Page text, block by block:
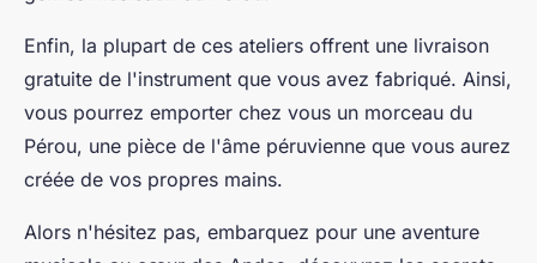
Enfin, la plupart de ces ateliers offrent une livraison
gratuite de l'instrument que vous avez fabriqué. Ainsi,
vous pourrez emporter chez vous un morceau du
Pérou, une pièce de l'âme péruvienne que vous aurez
créée de vos propres mains.
Alors n'hésitez pas, embarquez pour une aventure